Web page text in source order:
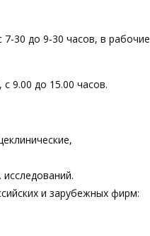
30 до 9-30 часов, в рабочие
9.00 до 15.00 часов.
и зарубежных фирм: